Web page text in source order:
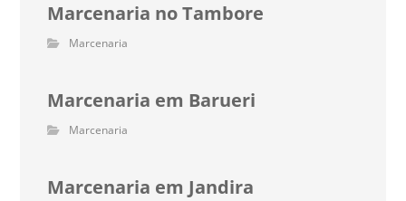
Marcenaria no Tambore
Marcenaria
Marcenaria em Barueri
Marcenaria
Marcenaria em Jandira